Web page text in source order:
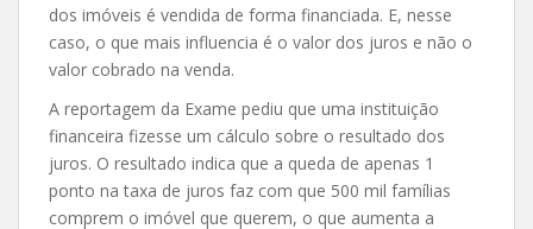
dos imóveis é vendida de forma financiada. E, nesse
caso, o que mais influencia é o valor dos juros e não o
valor cobrado na venda.
A reportagem da Exame pediu que uma instituição
financeira fizesse um cálculo sobre o resultado dos
juros. O resultado indica que a queda de apenas 1
ponto na taxa de juros faz com que 500 mil famílias
comprem o imóvel que querem, o que aumenta a